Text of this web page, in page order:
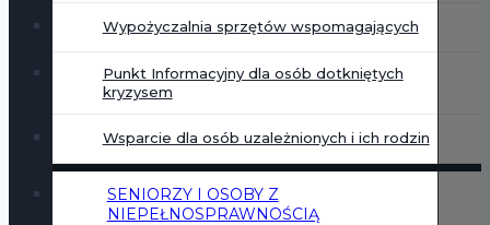
Wypożyczalnia sprzętów wspomagających
Punkt Informacyjny dla osób dotkniętych
kryzysem
Wsparcie dla osób uzależnionych i ich rodzin
SENIORZY I OSOBY Z
NIEPEŁNOSPRAWNOŚCIĄ